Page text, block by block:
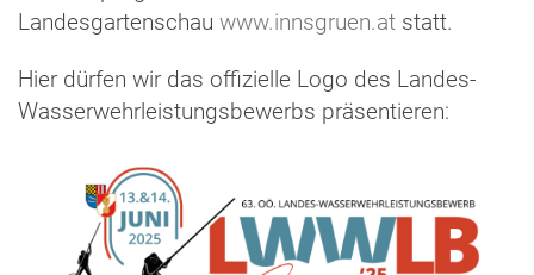
Landesgartenschau www.innsgruen.at statt.
Hier dürfen wir das offizielle Logo des Landes-
Wasserwehrleistungsbewerbs präsentieren: